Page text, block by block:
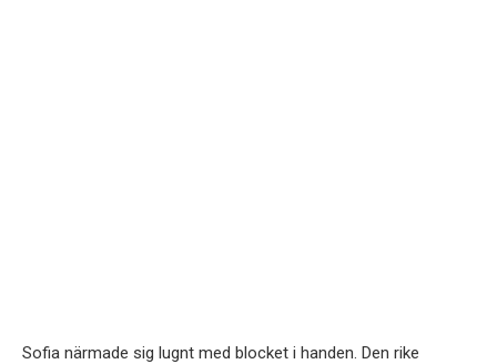
Sofia närmade sig lugnt med blocket i handen. Den rike